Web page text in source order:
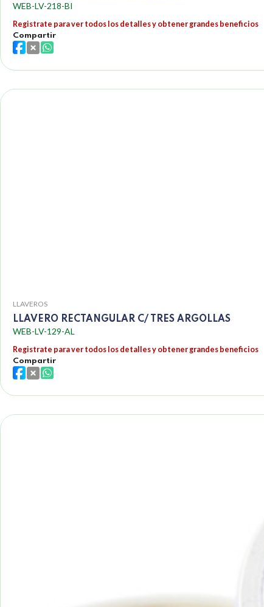
WEB-LV-218-BI
Registrate para ver todos los detalles y obtener grandes beneficios
Compartir
LLAVEROS
LLAVERO RECTANGULAR C/ TRES ARGOLLAS
WEB-LV-129-AL
Registrate para ver todos los detalles y obtener grandes beneficios
Compartir